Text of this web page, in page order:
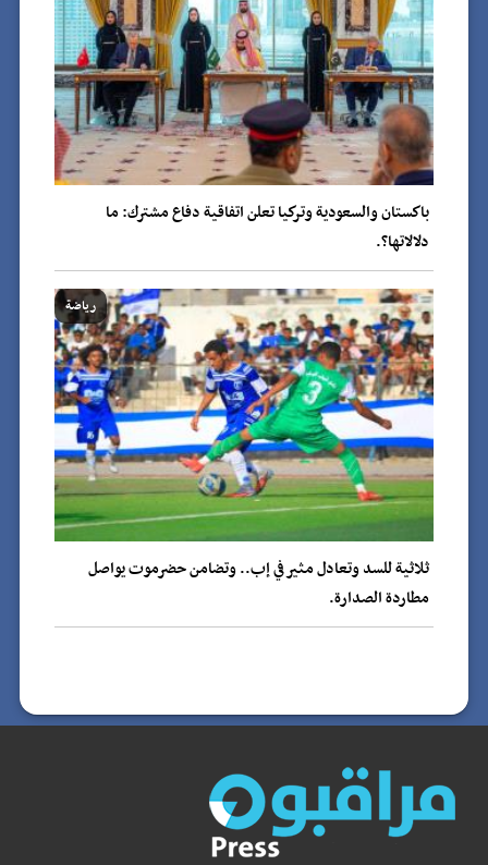
باكستان والسعودية وتركيا تعلن اتفاقية دفاع مشترك: ما
دلالاتها؟.
رياضة
ثلاثية للسد وتعادل مثير في إب.. وتضامن حضرموت يواصل
مطاردة الصدارة.